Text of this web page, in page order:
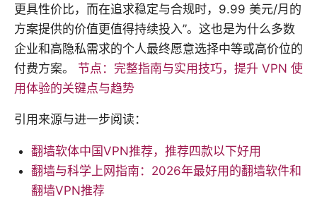
更具性价比，而在追求稳定与合规时，9.99 美元/月的
方案提供的价值更值得持续投入”。这也是为什么多数
企业和高隐私需求的个人最终愿意选择中等或高价位的
付费方案。 节点：完整指南与实用技巧，提升 VPN 使
用体验的关键点与趋势
引用来源与进一步阅读：
翻墙软体中国VPN推荐，推荐四款以下好用
翻墙与科学上网指南：2026年最好用的翻墙软件和
翻墙VPN推荐